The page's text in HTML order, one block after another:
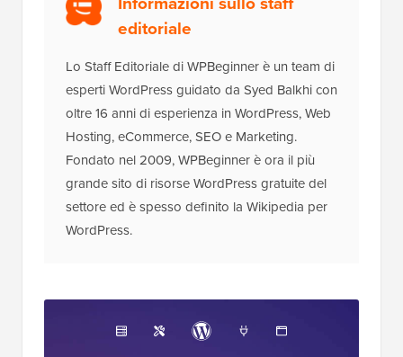
editoriale
Lo Staff Editoriale di WPBeginner è un team di
esperti WordPress guidato da Syed Balkhi con
oltre 16 anni di esperienza in WordPress, Web
Hosting, eCommerce, SEO e Marketing.
Fondato nel 2009, WPBeginner è ora il più
grande sito di risorse WordPress gratuite del
settore ed è spesso definito la Wikipedia per
WordPress.